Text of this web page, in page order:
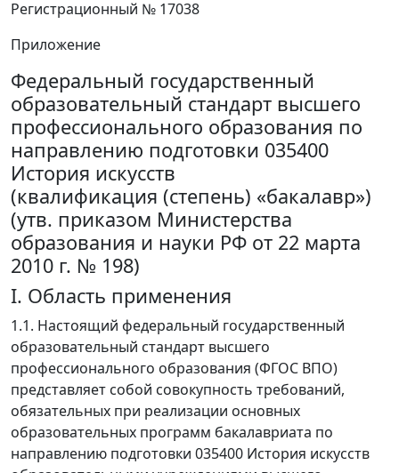
Регистрационный № 17038
Приложение
Федеральный государственный
образовательный стандарт высшего
профессионального образования по
направлению подготовки 035400
История искусств
(квалификация (степень) «бакалавр»)
(утв. приказом Министерства
образования и науки РФ от 22 марта
2010 г. № 198)
I. Область применения
1.1. Настоящий федеральный государственный
образовательный стандарт высшего
профессионального образования (ФГОС ВПО)
представляет собой совокупность требований,
обязательных при реализации основных
образовательных программ бакалавриата по
направлению подготовки 035400 История искусств